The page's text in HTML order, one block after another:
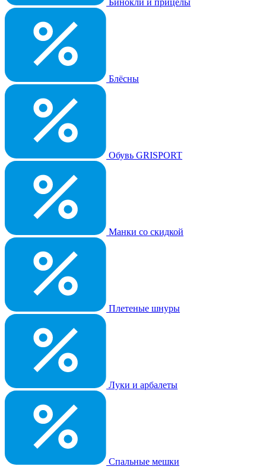
Бинокли и прицелы
Блёсны
Обувь GRISPORT
Манки со скидкой
Плетеные шнуры
Луки и арбалеты
Спальные мешки